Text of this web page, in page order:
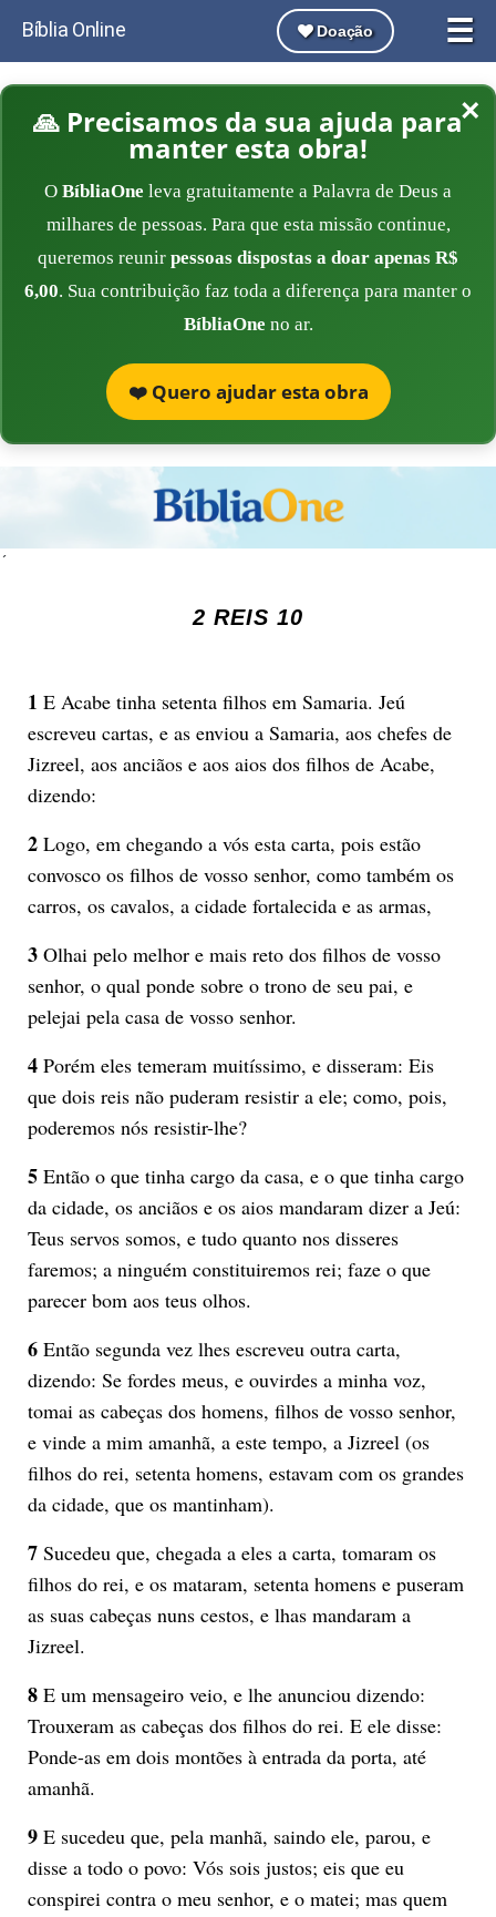
☰
Bíblia Online Doação
×
🙏 Precisamos da sua ajuda para
manter esta obra!
O BíbliaOne leva gratuitamente a Palavra de Deus a
milhares de pessoas. Para que esta missão continue,
queremos reunir pessoas dispostas a doar apenas R$
6,00. Sua contribuição faz toda a diferença para manter o
BíbliaOne no ar.
❤️ Quero ajudar esta obra
´
2 REIS 10
1 E Acabe tinha setenta filhos em Samaria. Jeú
escreveu cartas, e as enviou a Samaria, aos chefes de
Jizreel, aos anciãos e aos aios dos filhos de Acabe,
dizendo:
2Logo, em chegando a vós esta carta, pois estão
convosco os filhos de vosso senhor, como também os
carros, os cavalos, a cidade fortalecida e as armas,
3Olhai pelo melhor e mais reto dos filhos de vosso
senhor, o qual ponde sobre o trono de seu pai, e
pelejai pela casa de vosso senhor.
4Porém eles temeram muitíssimo, e disseram: Eis
que dois reis não puderam resistir a ele; como, pois,
poderemos nós resistir-lhe?
5Então o que tinha cargo da casa, e o que tinha cargo
da cidade, os anciãos e os aios mandaram dizer a Jeú:
Teus servos somos, e tudo quanto nos disseres
faremos; a ninguém constituiremos rei; faze o que
parecer bom aos teus olhos.
6Então segunda vez lhes escreveu outra carta,
dizendo: Se fordes meus, e ouvirdes a minha voz,
tomai as cabeças dos homens, filhos de vosso senhor,
e vinde a mim amanhã, a este tempo, a Jizreel (os
filhos do rei, setenta homens, estavam com os grandes
da cidade, que os mantinham).
7Sucedeu que, chegada a eles a carta, tomaram os
filhos do rei, e os mataram, setenta homens e puseram
as suas cabeças nuns cestos, e lhas mandaram a
Jizreel.
8E um mensageiro veio, e lhe anunciou dizendo:
Trouxeram as cabeças dos filhos do rei. E ele disse:
Ponde-as em dois montões à entrada da porta, até
amanhã.
9E sucedeu que, pela manhã, saindo ele, parou, e
disse a todo o povo: Vós sois justos; eis que eu
conspirei contra o meu senhor, e o matei; mas quem